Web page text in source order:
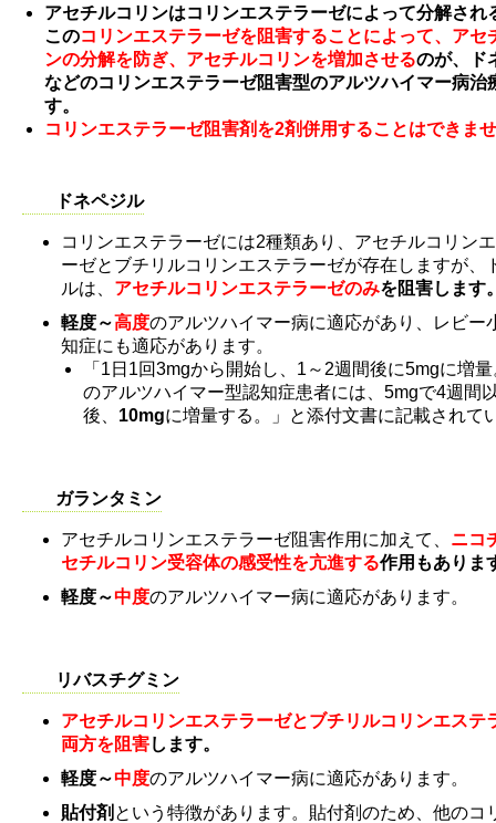
アセチルコリンはコリンエステラーゼによって分解され
このコリンエステラーゼを阻害することによって、アセ
ンの分解を防ぎ、アセチルコリンを増加させるのが、ド
などのコリンエステラーゼ阻害型のアルツハイマー病治
す。
コリンエステラーゼ阻害剤を2剤併用することはできま
ドネペジル
コリンエステラーゼには2種類あり、アセチルコリン
ーゼとブチリルコリンエステラーゼが存在しますが、
ルは、 アセチルコリンエステラーゼのみを阻害します
軽度～高度のアルツハイマー病に適応があり、レビー
知症にも適応があります。
「1日1回3mgから開始し、1～2週間後に5mgに増
のアルツハイマー型認知症患者には、5mgで4週間
後、 10mgに増量する。」と添付文書に記載されて
ガランタミン
アセチルコリンエステラーゼ阻害作用に加えて、 ニコ
セチルコリン受容体の感受性を亢進する作用もありま
軽度～中度のアルツハイマー病に適応があります。
リバスチグミン
アセチルコリンエステラーゼとブチリルコリンエステ
両方を阻害します。
軽度～中度のアルツハイマー病に適応があります。
貼付剤 という特徴があります。貼付剤のため、他のコ